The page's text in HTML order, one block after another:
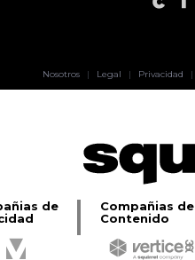
Nosotros | Legal | Privacidad |
de
Compañias de
Contenido